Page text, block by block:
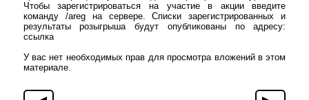
Чтобы зарегистрироваться на участие в акции введите
команду /areg на сервере. Списки зарегистрированных и
результаты розыгрыша будут опубликованы по адресу:
ссылка
У вас нет необходимых прав для просмотра вложений в этом
материале.